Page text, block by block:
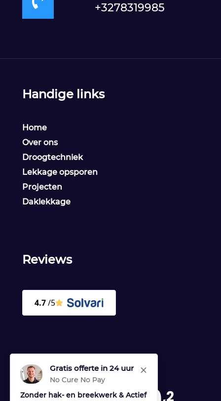
+3278319985
M
Gratis offerte in 24 uur
No Cure No Pay
Zonder hak- en breekwerk & Actief
Handige links
Home
Over ons
Droogtechniek
Lekkage opsporen
Projecten
Daklekkage
Reviews
,2